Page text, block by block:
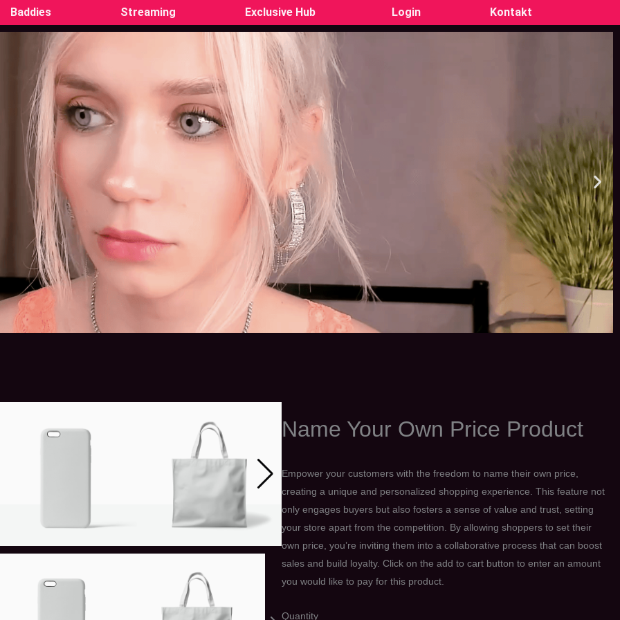
Baddies Streaming Exclusive Hub Login Kontakt
Name Your Own Price Product
N
o
w
Empower your customers with the freedom to name their own price,
creating a unique and personalized shopping experience. This feature not
only engages buyers but also fosters a sense of value and trust, setting
your store apart from the competition. By allowing shoppers to set their
own price, you’re inviting them into a collaborative process that can boost
sales and build loyalty. Click on the add to cart button to enter an amount
you would like to pay for this product.
Quantity
Write a review